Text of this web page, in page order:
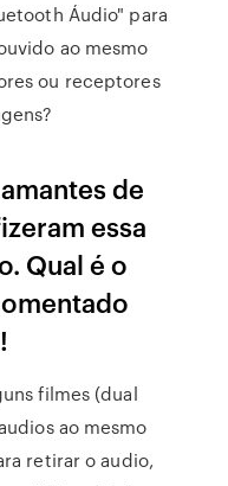
Áudio" para
ao mesmo
ou receptores
de
essa
Qual é o
filmes (dual
ao mesmo
retirar o audio,